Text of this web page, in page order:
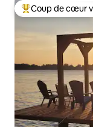
Coups de cœur
Coup de cœur